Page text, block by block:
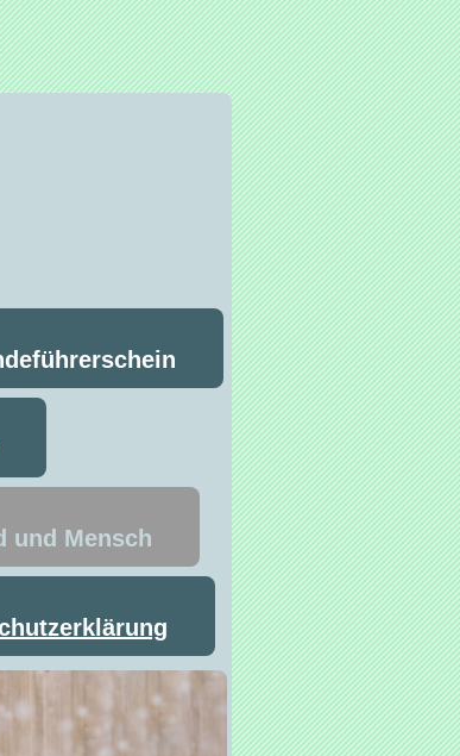
und Mensch